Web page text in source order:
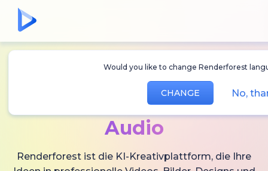
Would you like to change Renderforest
CHANGE No,
Erstellen SieKI-
Bilder und
Audio
Renderforest ist die KI-Kreativplattform, die Ihre